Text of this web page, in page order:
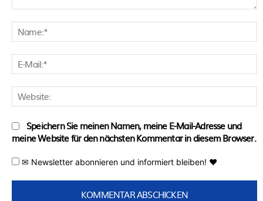
Speichern Sie meinen Namen, meine E-Mail-Adresse und
meine Website für den nächsten Kommentar in diesem Browser.
✉ Newsletter abonnieren und informiert bleiben! ♥